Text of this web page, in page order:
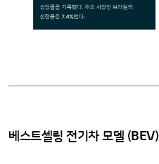
베스트셀링 전기차 모델 (BEV)